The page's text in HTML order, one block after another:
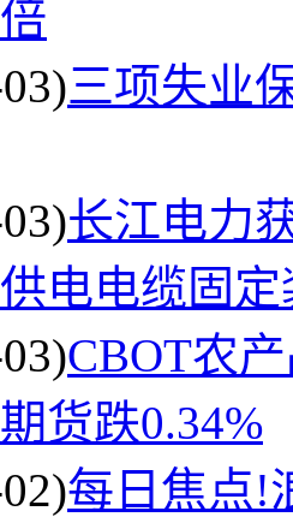
三项失业
长江电力
电电缆固
CBOT农
货跌0.34%
每日焦点!